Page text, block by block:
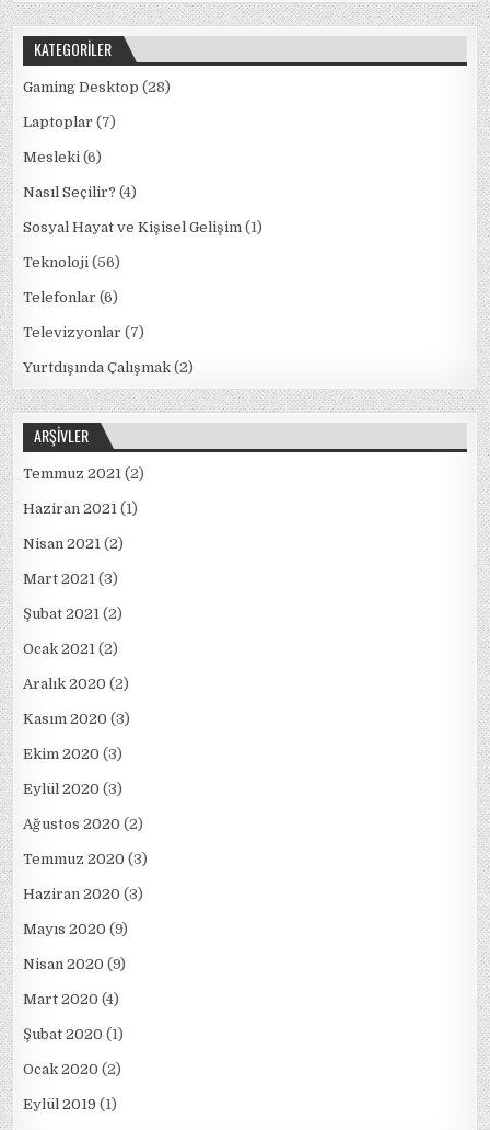
o
k
p
KATEGORILER
Gaming Desktop (28)
Laptoplar (7)
Mesleki (6)
Nasıl Seçilir? (4)
Sosyal Hayat ve Kişisel Gelişim (1)
Teknoloji (56)
Telefonlar (6)
Televizyonlar (7)
Yurtdışında Çalışmak (2)
ARŞIVLER
Temmuz 2021 (2)
Haziran 2021 (1)
Nisan 2021 (2)
Mart 2021 (3)
Şubat 2021 (2)
Ocak 2021 (2)
Aralık 2020 (2)
Kasım 2020 (3)
Ekim 2020 (3)
Eylül 2020 (3)
Ağustos 2020 (2)
Temmuz 2020 (3)
Haziran 2020 (3)
Mayıs 2020 (9)
Nisan 2020 (9)
Mart 2020 (4)
Şubat 2020 (1)
Ocak 2020 (2)
Eylül 2019 (1)